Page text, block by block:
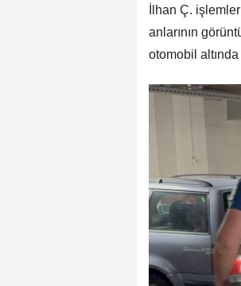
İlhan Ç.
anlarının
otomobil altında